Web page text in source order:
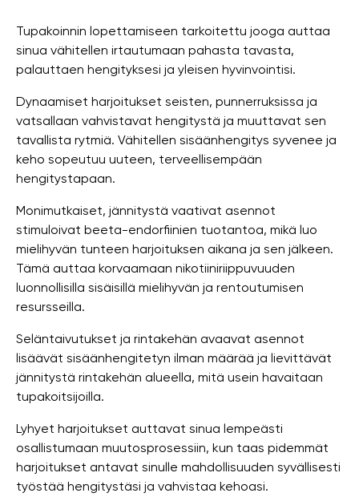
Tupakoinnin lopettamiseen tarkoitettu jooga auttaa
sinua vähitellen irtautumaan pahasta tavasta,
palauttaen hengityksesi ja yleisen hyvinvointisi.
Dynaamiset harjoitukset seisten, punnerruksissa ja
vatsallaan vahvistavat hengitystä ja muuttavat sen
tavallista rytmiä. Vähitellen sisäänhengitys syvenee ja
keho sopeutuu uuteen, terveellisempään
hengitystapaan.
Monimutkaiset, jännitystä vaativat asennot
stimuloivat beeta-endorfiinien tuotantoa, mikä luo
mielihyvän tunteen harjoituksen aikana ja sen jälkeen.
Tämä auttaa korvaamaan nikotiiniriippuvuuden
luonnollisilla sisäisillä mielihyvän ja rentoutumisen
resursseilla.
Seläntaivutukset ja rintakehän avaavat asennot
lisäävät sisäänhengitetyn ilman määrää ja lievittävät
jännitystä rintakehän alueella, mitä usein havaitaan
tupakoitsijoilla.
Lyhyet harjoitukset auttavat sinua lempeästi
osallistumaan muutosprosessiin, kun taas pidemmät
harjoitukset antavat sinulle mahdollisuuden syvällisesti
työstää hengitystäsi ja vahvistaa kehoasi.